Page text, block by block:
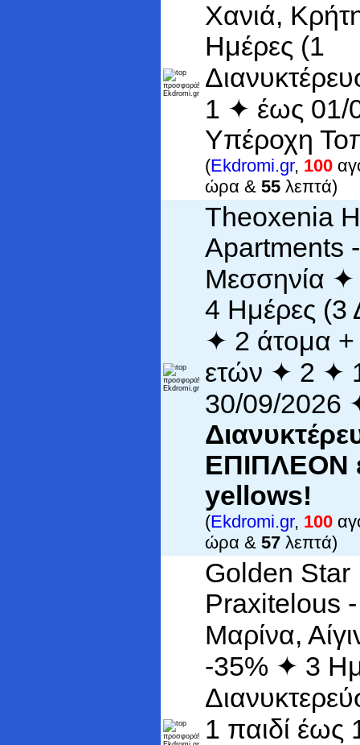
Χανιά,
Ημέρες (1
1 ✦ έως 01/
Υπέροχη
(Ekdromi.gr, 100
ώρα & 55 λεπτά)
Theoxenia
Apartments
Μεσσηνία
4 Ημέρες (3
✦ 2 άτομα +
ετών ✦ 2 ✦
30/09/2026
ΕΠΙΠΛΕΟΝ
yellows!
(Ekdromi.gr, 100
ώρα & 57 λεπτά)
Golden Star
Praxitelous -
Μαρίνα,
-35% ✦ 3
1 παιδί